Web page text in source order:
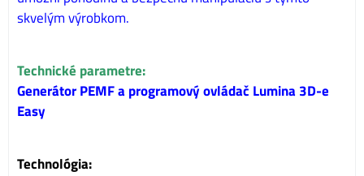
skvelým výrobkom.
Technické parametre:
Generátor PEMF a programový ovládač Lumina 3D-e
Easy
Technológia: